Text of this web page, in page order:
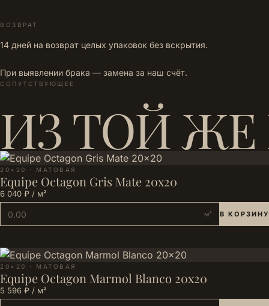
ВОЗВРАТ
14 дней на возврат целых упаковок без вскрытия.
При выявлении брака — замена за наш счёт.
СОПУТСТВУЮЩЕЕ
ИЗ ТОЙ ЖЕ
20×20 · МАТОВАЯ
Equipe Octagon Gris Mate 20x20
6 040 ₽ / м²
м² В КОРЗИНУ
20×20 · МАТОВАЯ
Equipe Octagon Marmol Blanco 20x20
5 596 ₽ / м²